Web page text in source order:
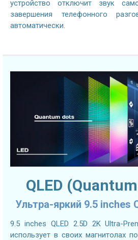
устройство отключит звук
завершения телефонного
автоматически.
QLED
Ультра-яркий 9.5 inches
9.5 inches QLED 2.5D 2K Ultra-
использует в своих магнитолах